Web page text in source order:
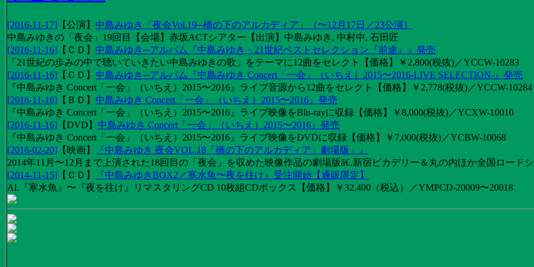
[2016-11-17] 【公演】 中島みゆき「夜会Vol.19─橋の下のアルカディア」（〜12月17日／23公演）
中島みゆきの「夜会」19回目【会場】赤坂ACTシアター【出演】中島みゆき, 中村中, 石田匠
[2016-11-16] 【 ＣＤ 】 中島みゆき─アルバム『中島みゆき・21世紀ベストセレクション『前途』』発売
「21世紀の歩みの中で聴いていきたい中島みゆきの歌」をテーマに12曲をセレクト【価格】￥2,800(税抜)／YCCW-10283
[2016-11-16] 【 ＣＤ 】 中島みゆき─アルバム『中島みゆき Concert「一会」（いちえ）2015〜2016-LIVE SELECTION-』発売
『中島みゆき Concert「一会」（いちえ）2015〜2016』ライブ音源から12曲をセレクト【価格】￥2,778(税抜)／YCCW-10284
[2016-11-16] 【 ＢＤ 】 中島みゆき Concert「一会」（いちえ）2015〜2016』発売
『中島みゆき Concert「一会」（いちえ）2015〜2016』ライブ映像をBlu-rayに収録【価格】￥8,000(税抜)／YCXW-10010
[2016-11-16] 【DVD 】 中島みゆき Concert「一会」（いちえ）2015〜2016』発売
『中島みゆき Concert「一会」（いちえ）2015〜2016』ライブ映像をDVDに収録【価格】￥7,000(税抜)／YCBW-10068
[2016-02-20] 【 映画】
『中島みゆき 夜会VOL.18「橋の下のアルカディア」劇場版」』
2014年11月〜12月まで上演された18回目の「夜会」を収めた映像作品の劇場版ã€‚新宿ピカデリー＆丸の内ほか全国ロード
[2014-11-15] 【 ＣＤ 】
『中島みゆきBOX2／寒水魚〜夜を往け』受注開始【通販限定】
Al.『寒水魚』〜『夜を往け』リマスタリングCD 10枚組CDボックス【価格】￥32,400（税込）／YMPCD-20009〜20018